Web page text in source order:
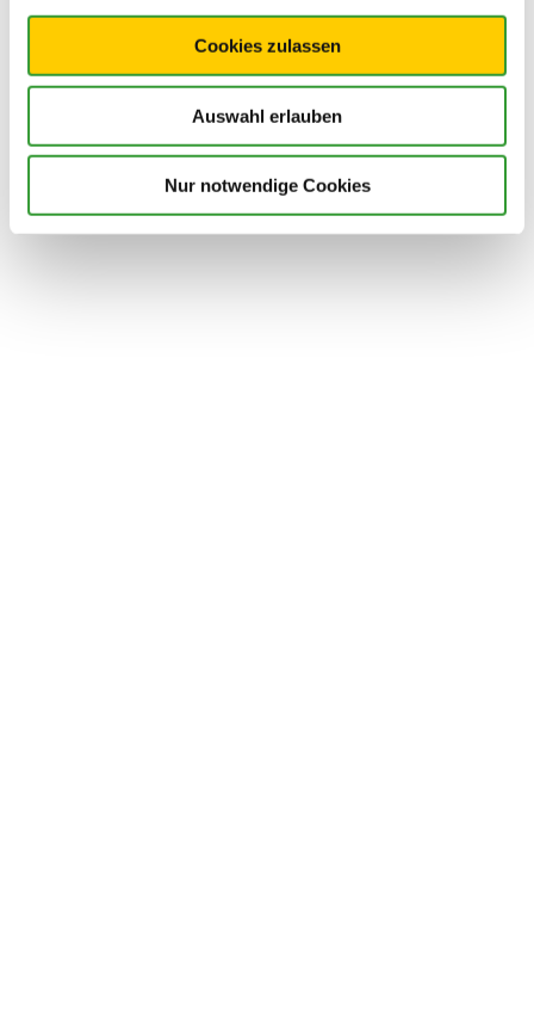
Cookies zulassen
Auswahl erlauben
Nur notwendige Cookies